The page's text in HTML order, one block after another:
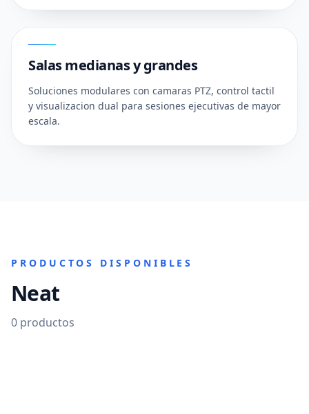
Salas medianas y grandes
Soluciones modulares con camaras PTZ, control tactil
y visualizacion dual para sesiones ejecutivas de mayor
escala.
PRODUCTOS DISPONIBLES
Neat
0 productos